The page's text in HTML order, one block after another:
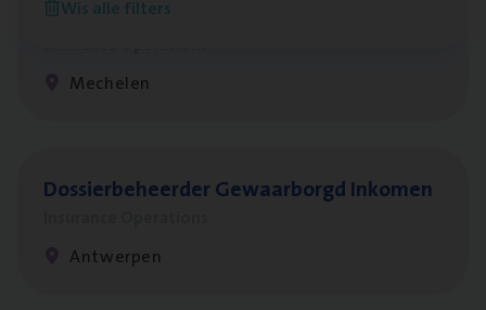
Wis alle filters
re­da Huys­mans — Mechelen
Mechelen
Dos­sier­be­heer­der Gewaar­borgd Inkomen
Antwerpen